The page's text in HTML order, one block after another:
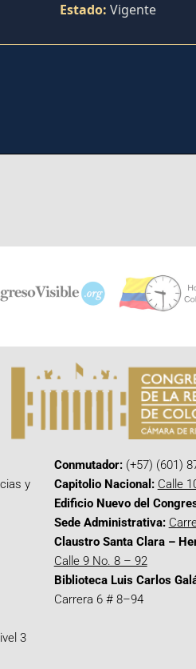
Estado: Vigente
y
3
Conmutador:(+57) (601)
Capitolio Nacional: Calle
Edificio Nuevo del
Sede Administrativa:
Claustro Santa Clara –
Calle 9 No. 8 – 92
Biblioteca Luis Carlos
Carrera 6 # 8–94